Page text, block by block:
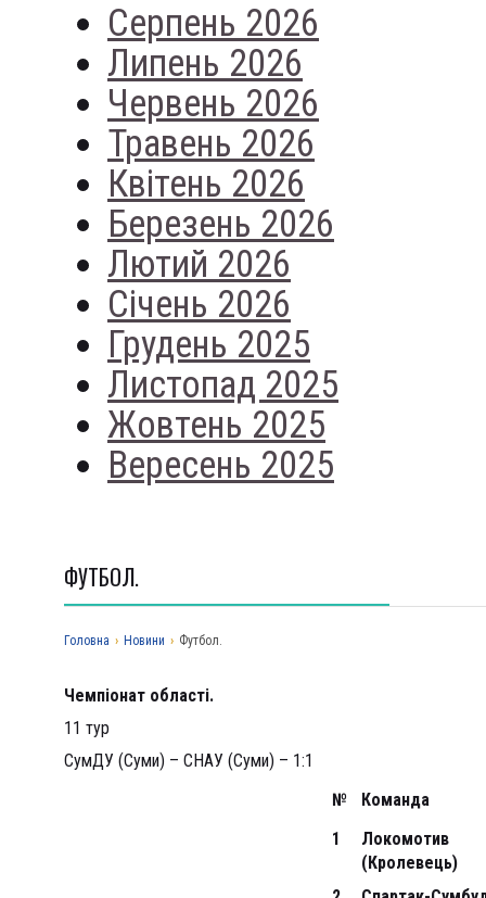
Серпень 2026
Липень 2026
Червень 2026
Травень 2026
Квітень 2026
Березень 2026
Лютий 2026
Січень 2026
Грудень 2025
Листопад 2025
Жовтень 2025
Вересень 2025
ФУТБОЛ.
Головна › Новини › Футбол.
Чемпіонат області.
11 тур
СумДУ (Суми) – СНАУ (Суми) – 1:1
№
Команда
1
Локомотив
(Кролевець)